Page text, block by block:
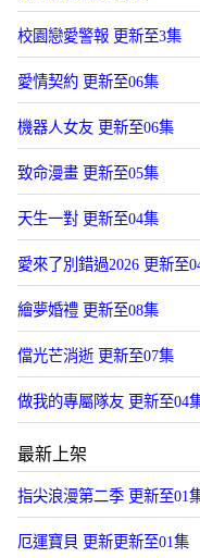
校園戀愛警報 更新至3集
愛情契約 更新至06集
機器人女友 更新至06集
致命漫畫 更新至05集
天生一對 更新至04集
愛來了別錯過2026 更新至
繪夢婚禮 更新至08集
儅光芒消逝 更新至07集
做我的專屬隊友 更新至04
最新上架
指尖浪漫第二季 更新至01
厄運寶貝 更新更新至01集